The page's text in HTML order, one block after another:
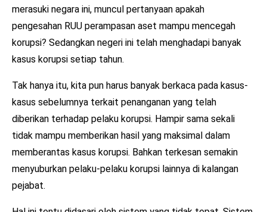
merasuki negara ini, muncul pertanyaan apakah
pengesahan RUU perampasan aset mampu mencegah
korupsi? Sedangkan negeri ini telah menghadapi banyak
kasus korupsi setiap tahun.
Tak hanya itu, kita pun harus banyak berkaca pada kasus-
kasus sebelumnya terkait penanganan yang telah
diberikan terhadap pelaku korupsi. Hampir sama sekali
tidak mampu memberikan hasil yang maksimal dalam
memberantas kasus korupsi. Bahkan terkesan semakin
menyuburkan pelaku-pelaku korupsi lainnya di kalangan
pejabat.